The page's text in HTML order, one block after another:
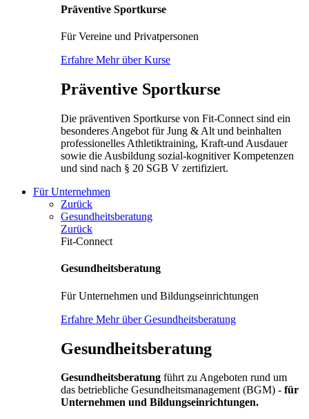
Präventive Sportkurse
Für Vereine und Privatpersonen
Erfahre Mehr über Kurse
Präventive Sportkurse
Die präventiven Sportkurse von Fit-Connect sind ein
besonderes Angebot für Jung & Alt und beinhalten
professionelles Athletiktraining, Kraft-und Ausdauer
sowie die Ausbildung sozial-kognitiver Kompetenzen
und sind nach § 20 SGB V zertifiziert.
Für Unternehmen
Zurück
Gesundheitsberatung
Zurück
Fit-Connect
Gesundheitsberatung
Für Unternehmen und Bildungseinrichtungen
Erfahre Mehr über Gesundheitsberatung
Gesundheitsberatung
Gesundheitsberatung führt zu Angeboten rund um
das betriebliche Gesundheitsmanagement (BGM) - für
Unternehmen und Bildungseinrichtungen.